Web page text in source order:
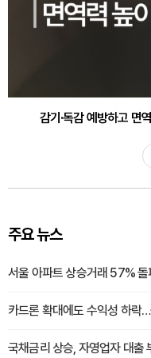
감기·독감 예방하고 면
주요 뉴스
서울 아파트 상승거래 57%
카드론 확대에도 수익성 하락
국채금리 상승, 자영업자 대출